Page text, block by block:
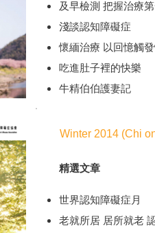
及早檢測 把握治療
淺談認知障礙症
懷緬治療 以回憶觸
吃進肚子裡的快樂
牛精伯伯護妻記
Winter 2014 (Chi
精選文章
世界認知障礙症月
老就所居 居所就老